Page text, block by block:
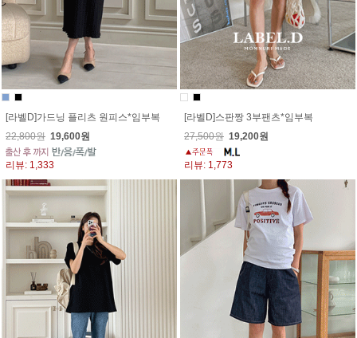
[라벨D]가드닝 플리츠 원피스*임부복
22,800원 19,600원
리뷰: 1,333
[라벨D]스판짱 3부팬츠*임부복
27,500원 19,200원
리뷰: 1,773